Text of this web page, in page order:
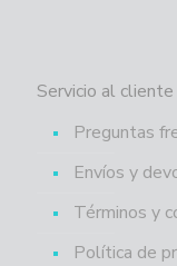
Servicio al cliente
Preguntas
Envíos y
Términos y
Política de